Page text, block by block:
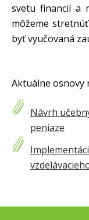
svetu financií a
môžeme
byť vyučovaná
Aktuálne osnovy
Návrh
peniaze